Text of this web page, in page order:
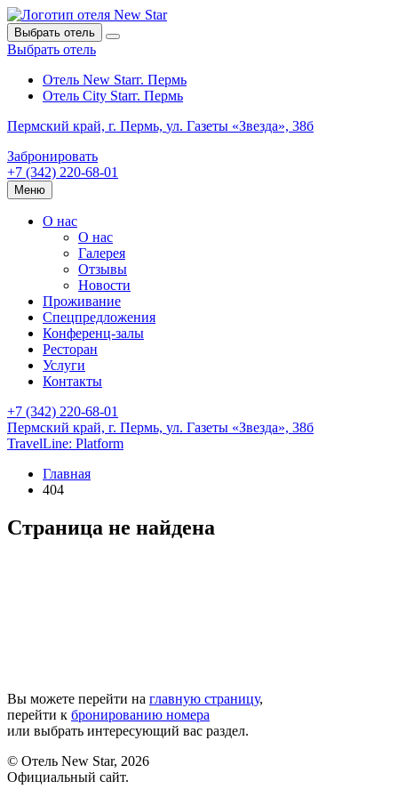
Выбрать отель
Выбрать отель
Отель New Starг. Пермь
Отель City Starг. Пермь
Пермский край, г. Пермь, ул. Газеты «Звезда», 38б
Забронировать
+7 (342) 220-68-01
Меню
О нас
О нас
Галерея
Отзывы
Новости
Проживание
Спецпредложения
Конференц-залы
Ресторан
Услуги
Контакты
+7 (342) 220-68-01
Пермский край, г. Пермь, ул. Газеты «Звезда», 38б
TravelLine: Platform
Главная
404
Страница не найдена
Вы можете перейти на главную страницу,
перейти к бронированию номера
или выбрать интересующий вас раздел.
© Отель New Star, 2026
Официальный сайт.